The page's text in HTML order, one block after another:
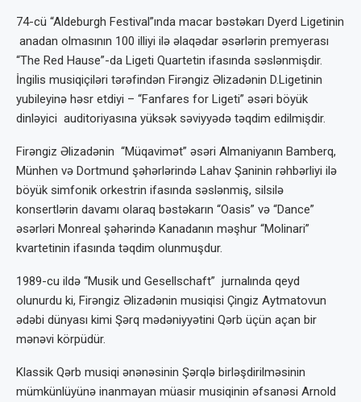
74-cü “Aldeburgh Festival”ında macar bəstəkarı Dyerd Ligetinin
anadan olmasının 100 illiyi ilə əlaqədar əsərlərin premyerası
“The Red Hause”-da Ligeti Quartetin ifasında səslənmişdir.
İngilis musiqiçiləri tərəfindən Firəngiz Əlizadənin D.Ligetinin
yubileyinə həsr etdiyi – “Fanfares for Ligeti” əsəri böyük
dinləyici auditoriyasına yüksək səviyyədə təqdim edilmişdir.
Firəngiz Əlizadənin “Müqavimət” əsəri Almaniyanın Bamberq,
Münhen və Dortmund şəhərlərində Lahav Şaninin rəhbərliyi ilə
böyük simfonik orkestrin ifasında səslənmiş, silsilə
konsertlərin davamı olaraq bəstəkarın “Oasis” və “Dance”
əsərləri Monreal şəhərində Kanadanın məşhur “Molinari”
kvartetinin ifasında təqdim olunmuşdur.
1989-cu ildə “Musik und Gesellschaft” jurnalında qeyd
olunurdu ki, Firəngiz Əlizadənin musiqisi Çingiz Aytmatovun
ədəbi dünyası kimi Şərq mədəniyyətini Qərb üçün açan bir
mənəvi körpüdür.
Klassik Qərb musiqi ənənəsinin Şərqlə birləşdirilməsinin
mümkünlüyünə inanmayan müasir musiqinin əfsanəsi Arnold